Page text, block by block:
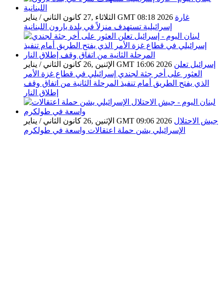
الثلاثاء ,27 كانون الثاني / يناير GMT 08:18 2026 غارة
إسرائيلية تستهدف منزلاً في بلدة يارون اللبنانية
الإثنين ,26 كانون الثاني / يناير GMT 16:06 2026 إسرائيل تعلن
العثور على أخر جثة لجندي إسرائيلي في قطاع غزة الأمر
الذي يفتح الطريق أمام تنفيذ المرحلة الثانية من اتفاق وقف
إطلاق النار
الإثنين ,26 كانون الثاني / يناير GMT 09:06 2026 جيش الاحتلال
الإسرائيلي يشن حملة اعتقالات واسعة في طولكرم